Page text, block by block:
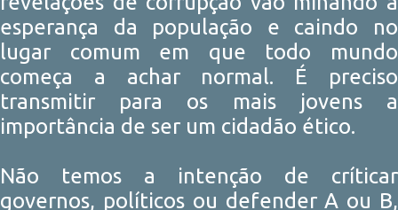
esperança da população e caindo no
lugar comum em que todo mundo
começa a achar normal. É preciso
transmitir para os mais jovens a
importância de ser um cidadão ético.
Não temos a intenção de críticar
governos, políticos ou defender A ou B,